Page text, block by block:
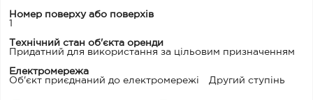
Номер поверху або поверхів
1
Технічний стан об'єкта оренди
Придатний для використання за цільовим призначенням
Електромережа
Об'єкт приєднаний до електромережі
Другий ступінь